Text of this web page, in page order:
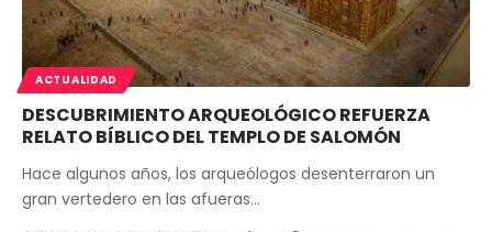
ACTUALIDAD
DESCUBRIMIENTO ARQUEOLÓGICO REFUERZA
RELATO BÍBLICO DEL TEMPLO DE SALOMÓN
Hace algunos años, los arqueólogos desenterraron un
gran vertedero en las afueras…